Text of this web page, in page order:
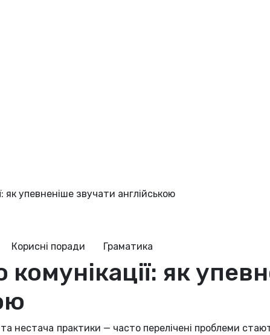
як упевненіше звучати англійською
Корисні поради Граматика
як
нестача практики — часто перелічені проблеми